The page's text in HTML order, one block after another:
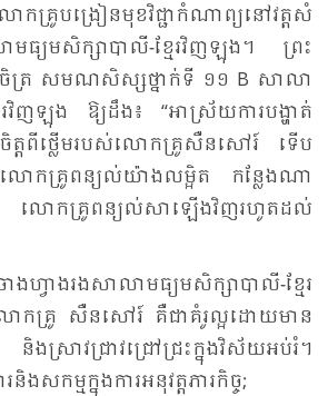
ក​គ្រូ​បង្រៀន​មុខ​វិជ្ជា​កំ​ណាព្យ​នៅ​វត្ត​សំ​
ធ្យម​សិក្សា​បា​លី​-ខ្មែរ​វិញ​ឡុង។ ព្រះ​
ត្រ​ សម​ណ​សិស្ស​ថ្នាក់​ទី ១១ B សា​លា​
រ​វិញ​ឡុង​ ឱ្យ​ដឹង៖ “អា​ស្រ័យ​ការ​បង្ហាត់​
ត​ពី​ថ្លើម​របស់​លោក​គ្រូ​សឺន​សៅរ៍ ទើប​
ក​គ្រូ​ពន្យល់​យ៉ាង​លម្អិត កន្លែង​ណា​
លោក​គ្រូ​ពន្យល់​សា​ឡើង​វិញ​រហូត​ដល់​
វាង​រង​សា​លា​មធ្យម​សិក្សា​បា​លី​-ខ្មែរ​
ក​គ្រូ​ សឺន​សៅរ៍ គឺ​ជា​គំរូ​ល្អ​ដោយ​មាន​
ស្រាវ​ជ្រាវ​ជ្រៅ​ជ្រះ​ក្នុង​វិស័យ​អប់រំ។
ង​សកម្ម​ក្នុង​ការ​អនុ​វត្ត​ភារ​កិច្ច;